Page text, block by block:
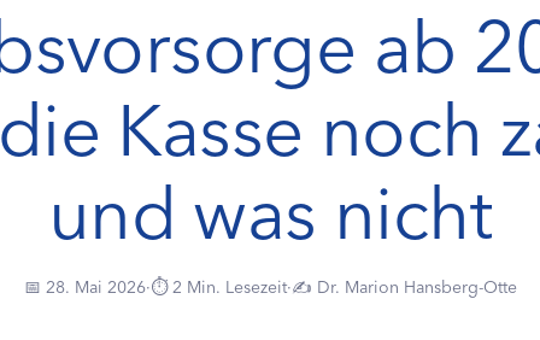
Unsere Ärztinnen stellen sich vor
Unsere Philosophie
Online-Rezeption
Termine, Rezepte, Überweisungen — Clara erledigt fast alles
und leitet bei Bedarf ans Team weiter
ab
Kasse noch
und was nicht
📅 28. Mai 2026·⏱ 2 Min. Lesezeit·✍️ Dr. Marion Hansberg-Otte